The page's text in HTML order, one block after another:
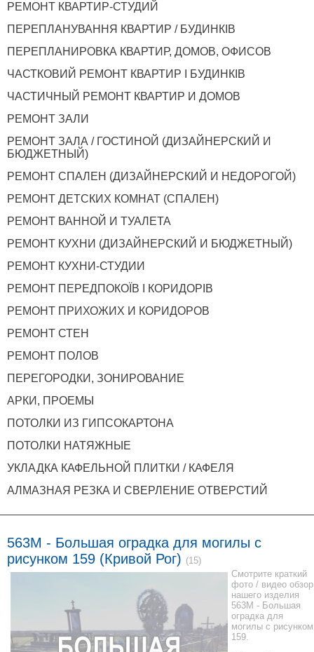
РЕМОНТ КВАРТИР-СТУДИЙ
ПЕРЕПЛАНУВАННЯ КВАРТИР / БУДИНКІВ
ПЕРЕПЛАНИРОВКА КВАРТИР, ДОМОВ, ОФИСОВ
ЧАСТКОВИЙ РЕМОНТ КВАРТИР І БУДИНКІВ
ЧАСТИЧНЫЙ РЕМОНТ КВАРТИР И ДОМОВ
РЕМОНТ ЗАЛИ
РЕМОНТ ЗАЛА / ГОСТИНОЙ (ДИЗАЙНЕРСКИЙ И
БЮДЖЕТНЫЙ)
РЕМОНТ СПАЛЕН (ДИЗАЙНЕРСКИЙ И НЕДОРОГОЙ)
РЕМОНТ ДЕТСКИХ КОМНАТ (СПАЛЕН)
РЕМОНТ ВАННОЙ И ТУАЛЕТА
РЕМОНТ КУХНИ (ДИЗАЙНЕРСКИЙ И БЮДЖЕТНЫЙ)
РЕМОНТ КУХНИ-СТУДИИ
РЕМОНТ ПЕРЕДПОКОЇВ І КОРИДОРІВ
РЕМОНТ ПРИХОЖИХ И КОРИДОРОВ
РЕМОНТ СТЕН
РЕМОНТ ПОЛОВ
ПЕРЕГОРОДКИ, ЗОНИРОВАНИЕ
АРКИ, ПРОЕМЫ
ПОТОЛКИ ИЗ ГИПСОКАРТОНА
ПОТОЛКИ НАТЯЖНЫЕ
УКЛАДКА КАФЕЛЬНОЙ ПЛИТКИ / КАФЕЛЯ
АЛМАЗНАЯ РЕЗКА И СВЕРЛЕНИЕ ОТВЕРСТИЙ
563M - Большая оградка для могилы с
рисунком 159 (Кривой Рог) (15)
Смотрите краткий
фото / видео обзор
нашего изделия
563M - Большая
оградка для
могилы с рисунком
159.